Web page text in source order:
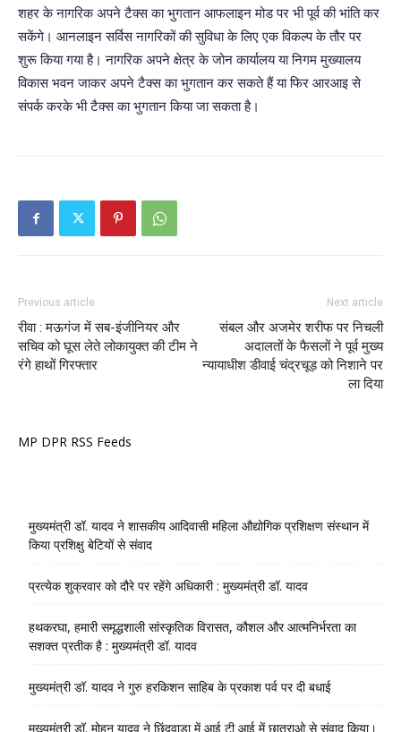
शहर के नागरिक अपने टैक्स का भुगतान आफलाइन मोड पर भी पूर्व की भांति कर
सकेंगे। आनलाइन सर्विस नागरिकों की सुविधा के लिए एक विकल्प के तौर पर
शुरू किया गया है। नागरिक अपने क्षेत्र के जोन कार्यालय या निगम मुख्यालय
विकास भवन जाकर अपने टैक्स का भुगतान कर सकते हैं या फिर आरआइ से
संपर्क करके भी टैक्स का भुगतान किया जा सकता है।
Previous article
रीवा : मऊगंज में सब-इंजीनियर और
सचिव को घूस लेते लोकायुक्त की टीम ने
रंगे हाथों गिरफ्तार
Next article
संबल और अजमेर शरीफ पर निचली
अदालतों के फैसलों ने पूर्व मुख्य
न्यायाधीश डीवाई चंद्रचूड़ को निशाने पर
ला दिया
MP DPR RSS Feeds
मुख्यमंत्री डॉ. यादव ने शासकीय आदिवासी महिला औद्योगिक प्रशिक्षण संस्थान में
किया प्रशिक्षु बेटियों से संवाद
प्रत्येक शुक्रवार को दौरे पर रहेंगे अधिकारी : मुख्यमंत्री डॉ. यादव
हथकरघा, हमारी समृद्धशाली सांस्कृतिक विरासत, कौशल और आत्मनिर्भरता का
सशक्त प्रतीक है : मुख्यमंत्री डॉ. यादव
मुख्यमंत्री डॉ. यादव ने गुरु हरकिशन साहिब के प्रकाश पर्व पर दी बधाई
मुख्यमंत्री डॉ. मोहन यादव ने छिंदवाड़ा में आई टी आई में छात्राओ से संवाद किया।